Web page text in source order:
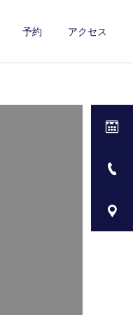
予約 アクセス